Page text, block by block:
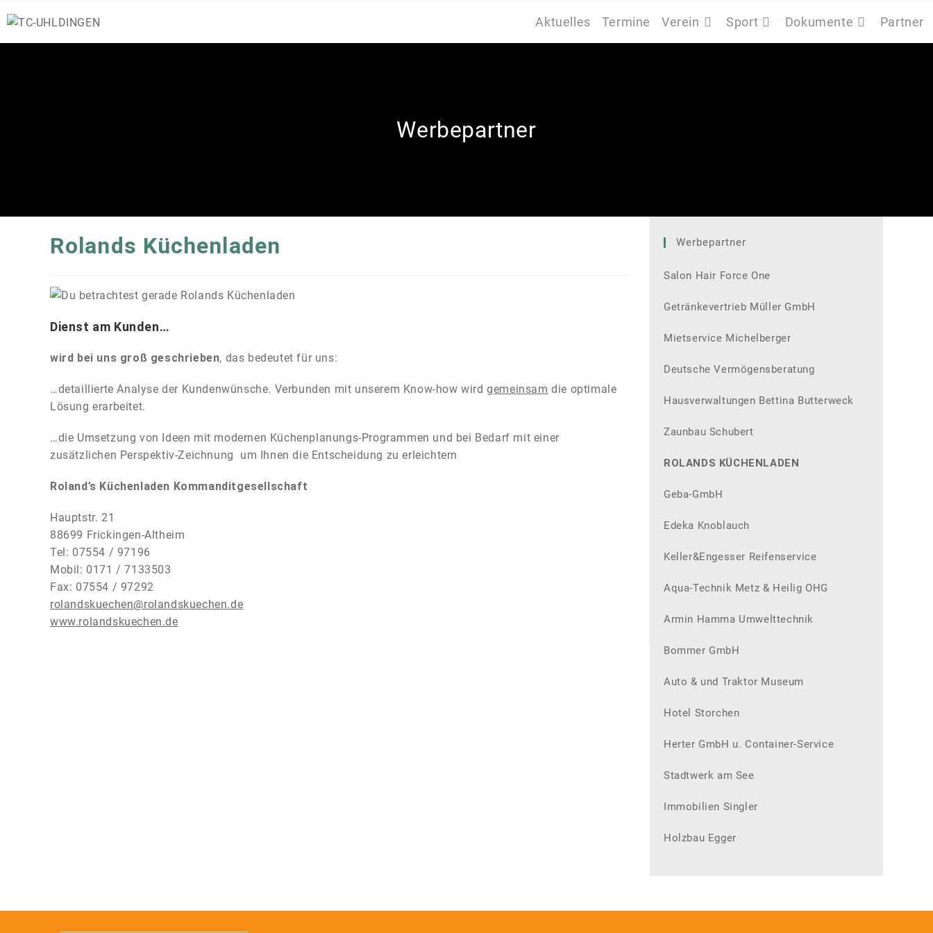
Inhalt
Aktuelles Termine Verein Sport Dokumente Partner
Werbepartner
Rolands Küchenladen
Dienst am Kunden…
wird bei uns groß geschrieben, das bedeutet für uns:
…detaillierte Analyse der Kundenwünsche. Verbunden mit unserem Know-how wirdgemeinsam die optimale
Lösung erarbeitet.
…die Umsetzung von Ideen mit modernen Küchenplanungs-Programmen und bei Bedarf mit einer
zusätzlichen Perspektiv-Zeichnung um Ihnen die Entscheidung zu erleichtern
Roland’s Küchenladen Kommanditgesellschaft
Hauptstr. 21
88699 Frickingen-Altheim
Tel: 07554 / 97196
Mobil: 0171 / 7133503
Fax: 07554 / 97292
rolandskuechen@rolandskuechen.de
www.rolandskuechen.de
Werbepartner
Salon Hair Force One
Getränkevertrieb Müller GmbH
Mietservice Michelberger
Deutsche Vermögensberatung
Hausverwaltungen Bettina Butterweck
Zaunbau Schubert
ROLANDS KÜCHENLADEN
Geba-GmbH
Edeka Knoblauch
Keller&Engesser Reifenservice
Aqua-Technik Metz & Heilig OHG
Armin Hamma Umwelttechnik
Bommer GmbH
Auto & und Traktor Museum
Hotel Storchen
Herter GmbH u. Container-Service
Stadtwerk am See
Immobilien Singler
Holzbau Egger